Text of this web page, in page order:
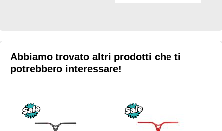
Abbiamo trovato altri prodotti che ti
potrebbero interessare!